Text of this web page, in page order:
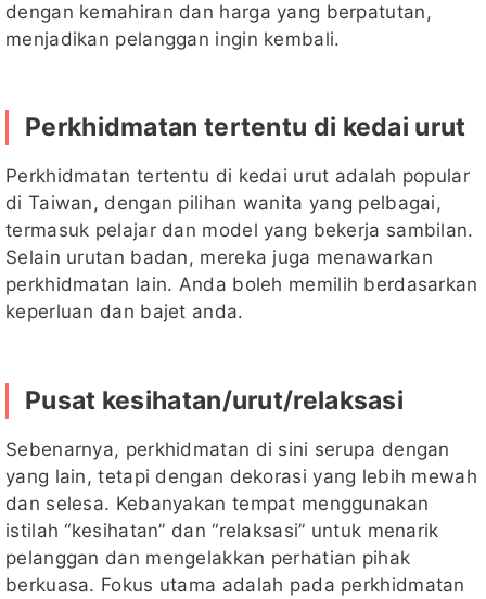
dengan kemahiran dan harga yang berpatutan,
menjadikan pelanggan ingin kembali.
Perkhidmatan tertentu di kedai urut
Perkhidmatan tertentu di kedai urut adalah popular
di Taiwan, dengan pilihan wanita yang pelbagai,
termasuk pelajar dan model yang bekerja sambilan.
Selain urutan badan, mereka juga menawarkan
perkhidmatan lain. Anda boleh memilih berdasarkan
keperluan dan bajet anda.
Pusat kesihatan/urut/relaksasi
Sebenarnya, perkhidmatan di sini serupa dengan
yang lain, tetapi dengan dekorasi yang lebih mewah
dan selesa. Kebanyakan tempat menggunakan
istilah “kesihatan” dan “relaksasi” untuk menarik
pelanggan dan mengelakkan perhatian pihak
berkuasa. Fokus utama adalah pada perkhidmatan